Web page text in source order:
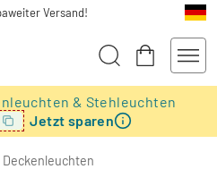
Versand!
& Stehleuchten
Jetzt sparen
Deckenleuchten